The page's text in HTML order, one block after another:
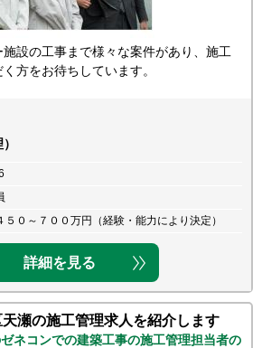
設の工事まで様々な案件があり、施工
方をお待ちしています。
５０～７００万円（経験・能力により決定）
詳細を見る
瀬の施工管理求人を紹介します
ネコンでの建築工事の施工管理担当者の